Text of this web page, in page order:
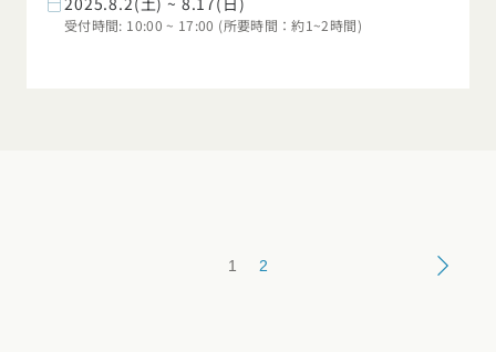
受付時間: 10:00 ~ 17:00 (所要時間：約1~2時間)
1 2